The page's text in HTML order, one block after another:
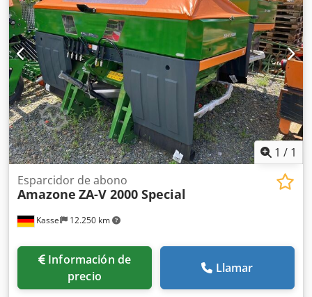
1 / 1
Kassel 12.250 km
Esparcidor de abono
Amazone ZA-V 2000 Special
Información de
precio
Llamar